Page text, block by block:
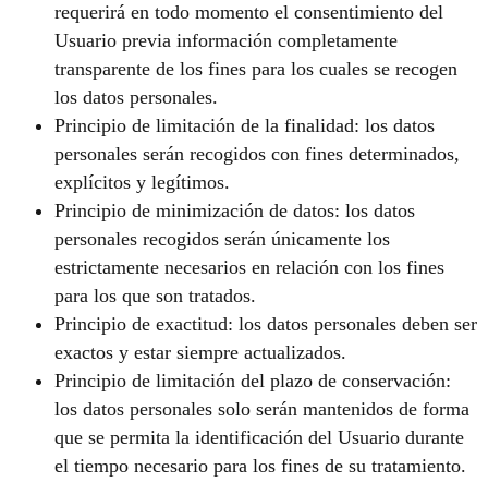
requerirá en todo momento el consentimiento del
Usuario previa información completamente
transparente de los fines para los cuales se recogen
los datos personales.
Principio de limitación de la finalidad: los datos
personales serán recogidos con fines determinados,
explícitos y legítimos.
Principio de minimización de datos: los datos
personales recogidos serán únicamente los
estrictamente necesarios en relación con los fines
para los que son tratados.
Principio de exactitud: los datos personales deben ser
exactos y estar siempre actualizados.
Principio de limitación del plazo de conservación:
los datos personales solo serán mantenidos de forma
que se permita la identificación del Usuario durante
el tiempo necesario para los fines de su tratamiento.